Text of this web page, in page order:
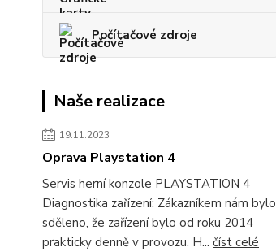
Počítačové zdroje
Naše realizace
19.11.2023
Oprava Playstation 4
Servis herní konzole PLAYSTATION 4
Diagnostika zařízení: Zákazníkem nám bylo
sděleno, že zařízení bylo od roku 2014
prakticky denně v provozu. H... číst celé